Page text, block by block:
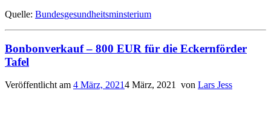
Quelle: Bundesgesundheitsminsterium
Bonbonverkauf – 800 EUR für die Eckernförder
Tafel
Veröffentlicht am 4 März, 20214 März, 2021 von Lars Jess